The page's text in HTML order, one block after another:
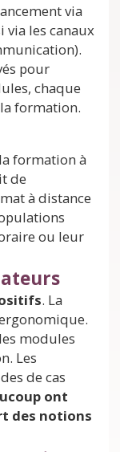
via
via les canaux
pour
chaque
formation.
formation à
de
à distance
ou leur
. La
modules
Les
de cas
ont
des notions